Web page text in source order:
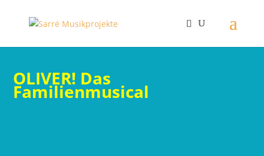
OLIVER! Das
Familienmusical